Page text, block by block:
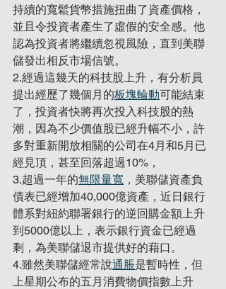
持續的寬鬆貨幣措施扭曲了資產價格，
並且令投資者產生了虛假的安全感。他
認為投資者將繼續忽視風險，直到美聯
儲發出相反市場信號。
2.經過這幾天的科技股上升，有分析員
提出經歷了幾個月的板塊輪動可能結束
了，投資者快將再次投入科技股的熱
潮，因為不少價值股已經升幅不小，許
多對重新開放相關的公司在4月和5月已
經見頂，甚至回落超過10%，
3.超過一年的無限量寬 ，美聯儲資產負
債表已經增加40,000億資產，近日銀行
體系對紐約聯署銀行的逆回購金額上升
到5000億以上，表示銀行資金已經過
剩，為美聯儲退市提供好的藉口。
4.雖然美聯儲經常說通脹是暫時性，但
上星期公布的五月消費物價指數上升